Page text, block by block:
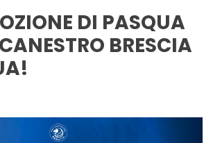
DI PASQUA
BRESCIA